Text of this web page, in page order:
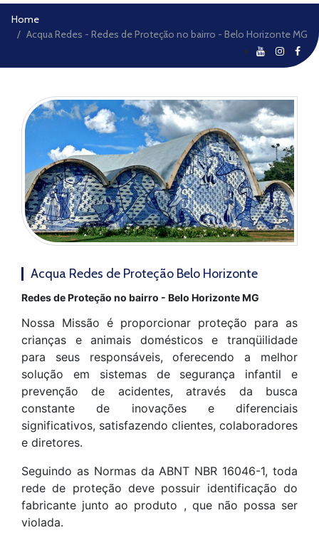
Home
Acqua Redes - Redes de Proteção no bairro - Belo Horizonte MG
Acqua Redes de Proteção Belo Horizonte
Redes de Proteção no bairro - Belo Horizonte MG
Nossa Missão é proporcionar proteção para as
crianças e animais domésticos e tranqüilidade
para seus responsáveis, oferecendo a melhor
solução em sistemas de segurança infantil e
prevenção de acidentes, através da busca
constante de inovações e diferenciais
significativos, satisfazendo clientes, colaboradores
e diretores.
Seguindo as Normas da ABNT NBR 16046-1, toda
rede de proteção deve possuir identificação do
fabricante junto ao produto , que não possa ser
violada.